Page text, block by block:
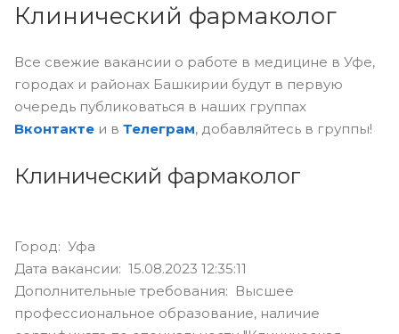
Клинический фармаколог
Все свежие вакансии о работе в медицине в Уфе,
городах и районах Башкирии будут в первую
очередь публиковаться в наших группах
Вконтакте и в Телеграм, добавляйтесь в группы!
Клинический фармаколог
Город: Уфа
Дата вакансии: 15.08.2023 12:35:11
Дополнительные требования: Высшее
профессиональное образование, наличие